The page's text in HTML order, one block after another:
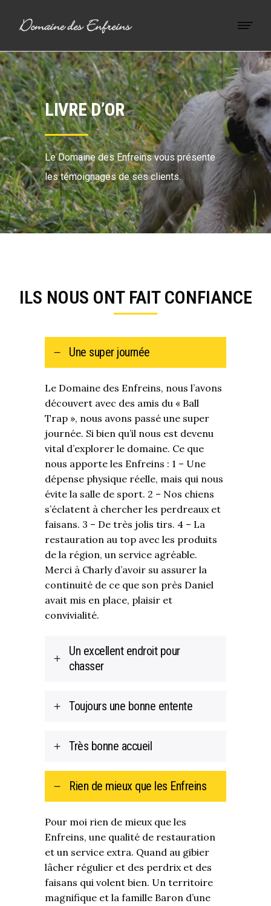
LIVRE D’OR
Le Domaine des Enfreins vous présente
les témoignages de ses clients.
ILS NOUS ONT FAIT CONFIANCE
Une super journée
Le Domaine des Enfreins, nous l’avons
découvert avec des amis du « Ball
Trap », nous avons passé une super
journée. Si bien qu’il nous est devenu
vital d’explorer le domaine. Ce que
nous apporte les Enfreins : 1 – Une
dépense physique réelle, mais qui nous
évite la salle de sport. 2 – Nos chiens
s’éclatent à chercher les perdreaux et
faisans. 3 – De très jolis tirs. 4 – La
restauration au top avec les produits
de la région, un service agréable.
Merci à Charly d’avoir su assurer la
continuité de ce que son près Daniel
avait mis en place, plaisir et
convivialité.
Un excellent endroit pour
chasser
Toujours une bonne entente
Très bonne accueil
Rien de mieux que les Enfreins
Pour moi rien de mieux que les
Enfreins, une qualité de restauration
et un service extra. Quand au gibier
lâcher régulier et des perdrix et des
faisans qui volent bien. Un territoire
magnifique et la famille Baron d’une